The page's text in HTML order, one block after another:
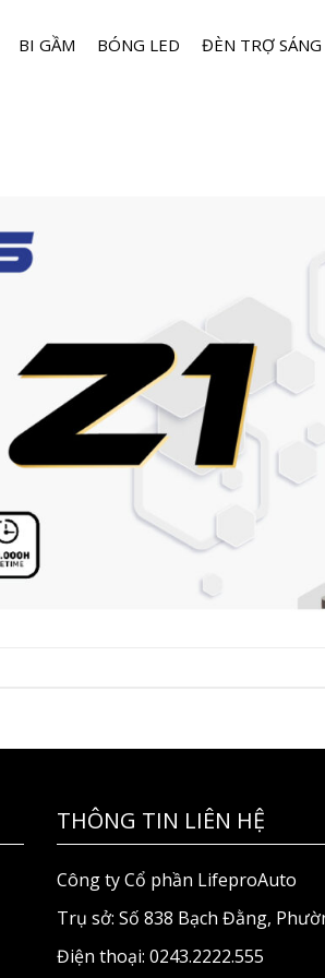
BI GẦM BÓNG LED ĐÈN TRỢ SÁNG
THÔNG TIN LIÊN HỆ
Công ty Cổ phần LifeproAuto
Trụ sở: Số 838 Bạch Đằng,
Điện thoại: 0243.2222.555